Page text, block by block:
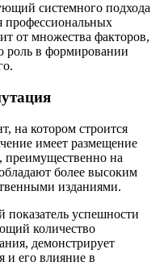
системного подхода
профессиональных
от множества факторов,
роль в формировании
на котором строится
имеет размещение
преимущественно на
более высоким
изданиями.
успешности
количество
демонстрирует
и его влияние в